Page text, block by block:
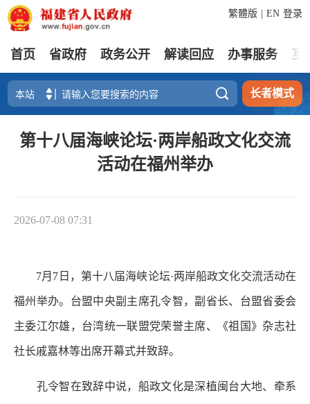
登录
繁體版 EN
首页 省政府 政务公开 解读回应 办事服务 互
 长者模式
第十八届海峡论坛·两岸船政文化交流
活动在福州举办
2026-07-08 07:31
7月7日，第十八届海峡论坛·两岸船政文化交流活动在
福州举办。台盟中央副主席孔令智，副省长、台盟省委会
主委江尔雄，台湾统一联盟党荣誉主席、《祖国》杂志社
社长戚嘉林等出席开幕式并致辞。
孔令智在致辞中说，船政文化是深植闽台大地、牵系